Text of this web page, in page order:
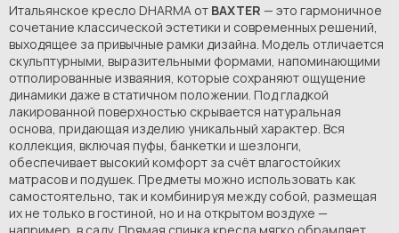
Итальянское кресло DHARMA от BAXTER — это гармоничное
сочетание классической эстетики и современных решений,
выходящее за привычные рамки дизайна. Модель отличается
скульптурными, выразительными формами, напоминающими
отполированные изваяния, которые сохраняют ощущение
динамики даже в статичном положении. Под гладкой
лакированной поверхностью скрывается натуральная
основа, придающая изделию уникальный характер. Вся
коллекция, включая пуфы, банкетки и шезлонги,
обеспечивает высокий комфорт за счёт влагостойких
матрасов и подушек. Предметы можно использовать как
самостоятельно, так и комбинируя между собой, размещая
их не только в гостиной, но и на открытом воздухе —